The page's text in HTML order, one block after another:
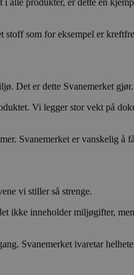
produkter, er dette en
stoff som for eksempel er
Det er dette Svanemerket gjør.
Vi legger stor vekt på
Svanemerket er vanskelig å
vi stiller så strenge.
ikke inneholder miljøgifter,
Svanemerket ivaretar
settes når
besøk på samme side
som en
på et
og brukes til å telle og
nettstedet bruker den nye
for å spore